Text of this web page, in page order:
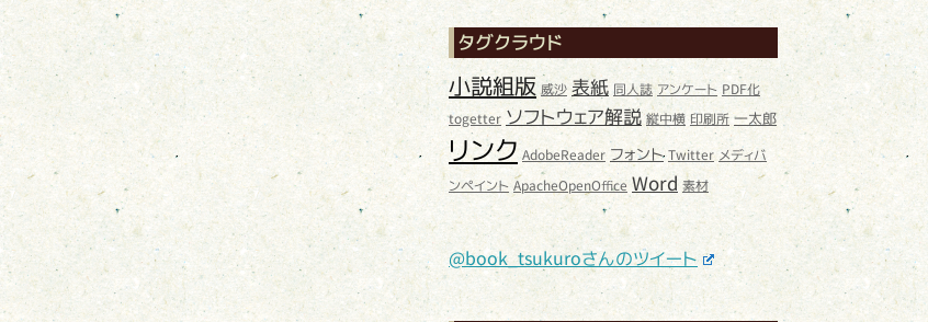
タグクラウド
小説組版 威沙 表紙 同人誌 アンケート PDF化
togetter ソフトウェア解説 縦中横 印刷所 一太郎
リンク AdobeReader フォント Twitter メディバ
ンペイント ApacheOpenOffice Word 素材
@book_tsukuroさんのツイート